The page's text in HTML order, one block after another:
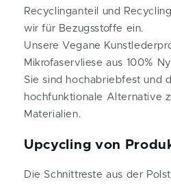
Recyclinganteil und
wir für Bezugsstoffe ein.
Unsere Vegane
Mikrofaservliese aus 100%
Sie sind hochabriebfest und
hochfunktionale Alternative
Materialien.
Upcycling von
Die Schnittreste aus der